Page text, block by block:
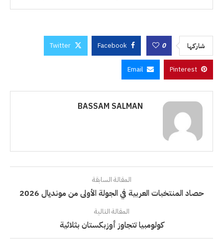
شاركها 0
Facebook
Twitter
Pinterest
Email
BASSAM SALMAN
المقالة السابقة
حصاد المنتخبات العربية في الجولة الأولى من مونديال 2026
المقالة التالية
كولومبيا تتجاوز أوزبكستان بثلاثية